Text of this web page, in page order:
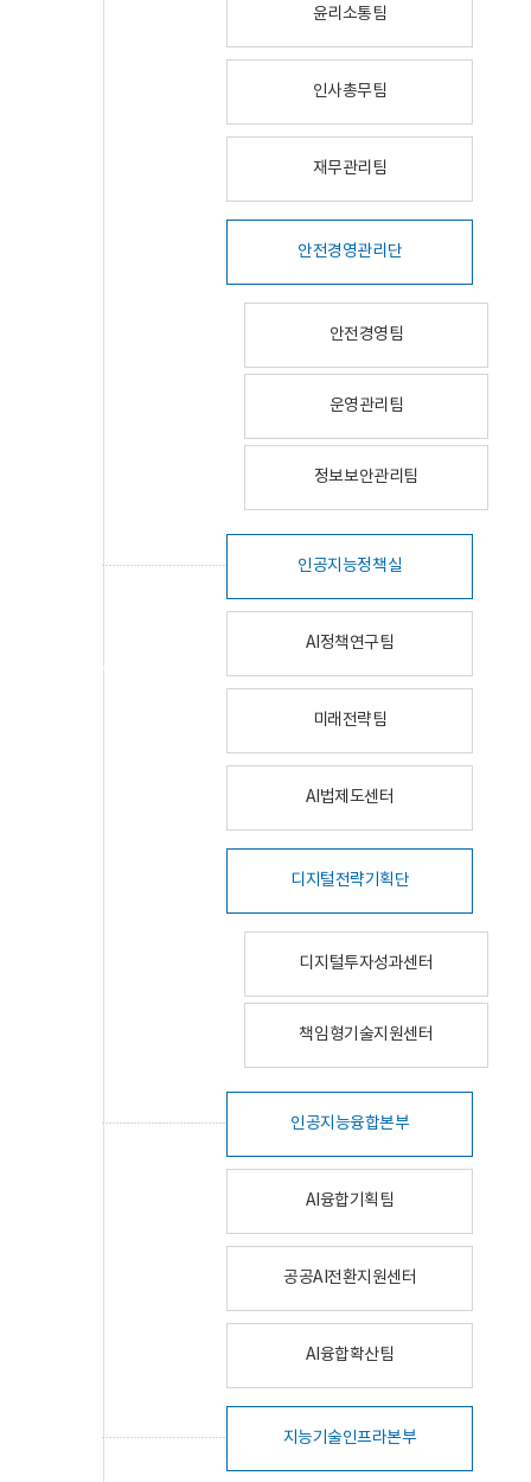
윤리소통팀
인사총무팀
재무관리팀
안전경영관리단
안전경영팀
운영관리팀
정보보안관리팀
인공지능정책실
AI정책연구팀
미래전략팀
AI법제도센터
디지털전략기획단
디지털투자성과센터
책임형기술지원센터
인공지능융합본부
AI융합기획팀
공공AI전환지원센터
AI융합확산팀
지능기술인프라본부